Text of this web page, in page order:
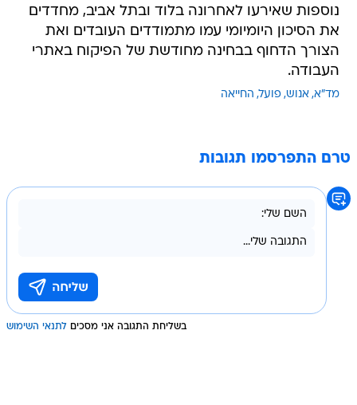
נוספות שאירעו לאחרונה בלוד ובתל אביב, מחדדים
את הסיכון היומיומי עמו מתמודדים העובדים ואת
הצורך הדחוף בבחינה מחודשת של הפיקוח באתרי
העבודה.
מד"א אנוש פועל החייאה
טרם התפרסמו תגובות
בשליחת התגובה אני מסכים לתנאי השימוש